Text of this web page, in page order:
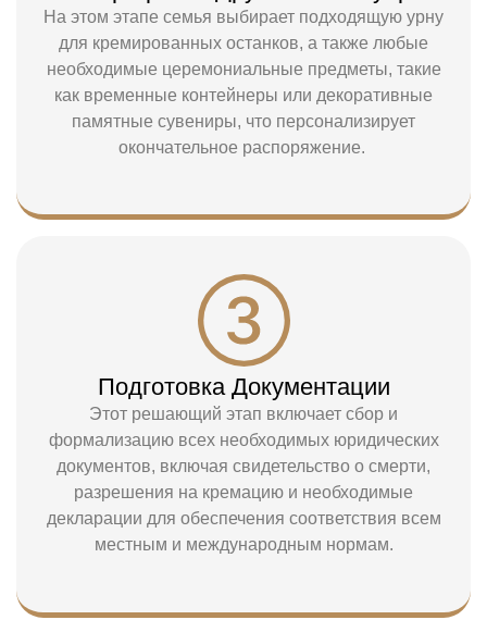
На этом этапе семья выбирает подходящую урну
для кремированных останков, а также любые
необходимые церемониальные предметы, такие
как временные контейнеры или декоративные
памятные сувениры, что персонализирует
окончательное распоряжение.
Подготовка Документации
Этот решающий этап включает сбор и
формализацию всех необходимых юридических
документов, включая свидетельство о смерти,
разрешения на кремацию и необходимые
декларации для обеспечения соответствия всем
местным и международным нормам.